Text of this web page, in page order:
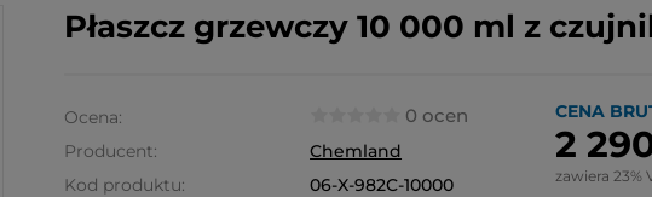
Płaszcz grzewczy 10 000 ml z
Ocena: 0 ocen
Producent:
Chemland
Kod produktu:
06-X-982C-10000
CENA
2
zawiera 23%